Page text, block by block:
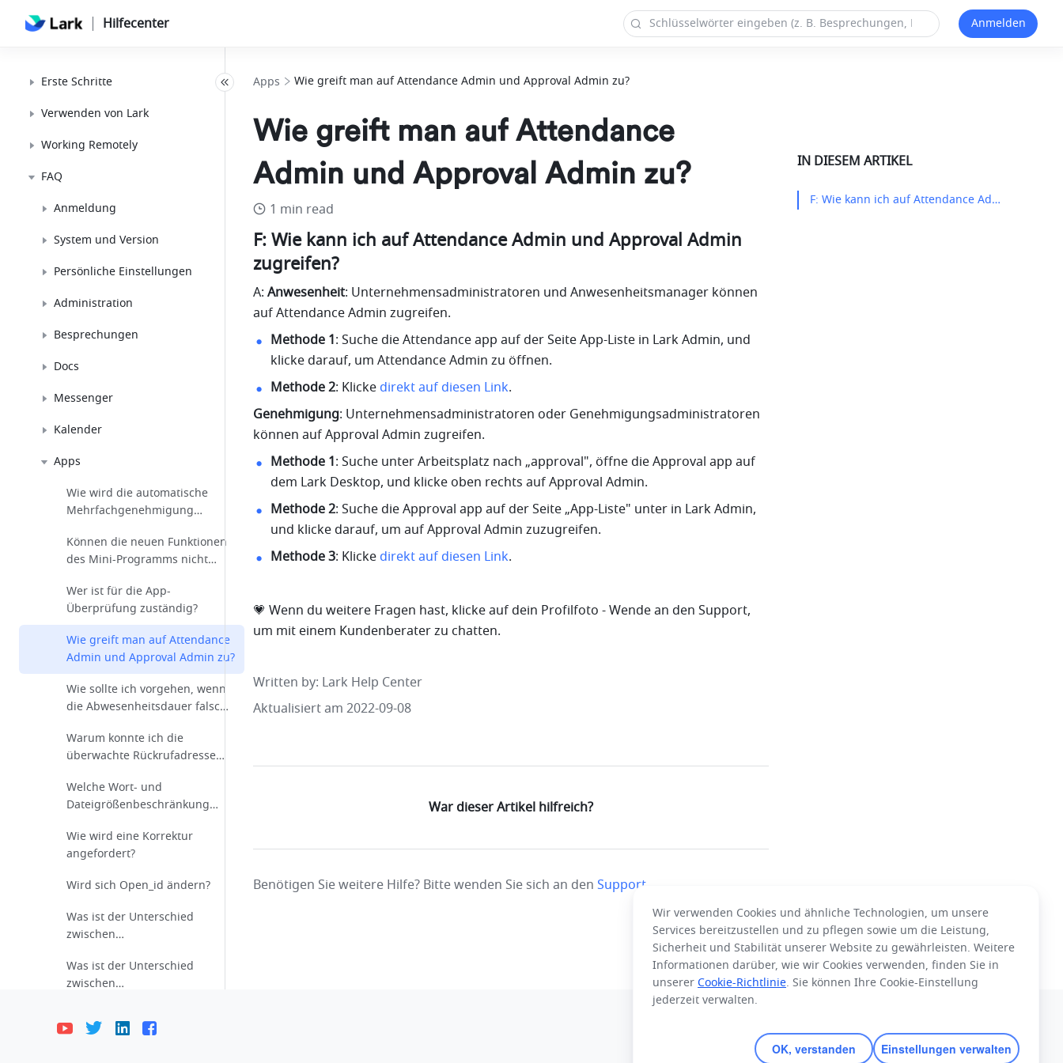
Hilfecenter Anmelden
Erste Schritte
Verwenden von Lark
Working Remotely
FAQ
Anmeldung
System und Version
Persönliche Einstellungen
Administration
Besprechungen
Docs
Messenger
Kalender
Apps
Wie wird die automatische
Mehrfachgenehmigung
Können die neuen Funktionen
des Mini-Programms nicht
Wer ist für die App-
Überprüfung zuständig?
Wie greift man auf Attendance
Admin und Approval Admin zu?
Wie sollte ich vorgehen, wenn
die Abwesenheitsdauer falsch
Warum konnte ich die
überwachte Rückrufadresse
Welche Wort- und
Dateigrößenbeschränkung
Wie wird eine Korrektur
angefordert?
Wird sich Open_id ändern?
Was ist der Unterschied
zwischen
Gruppenbesitzern?
Was ist der Unterschied
zwischen
und Personen, die für ein
Genehmigungsverfahren
Apps Wie greift man auf Attendance Admin und Approval Admin zu?
Wie greift man auf Attendance
Admin und Approval Admin zu?
1 min read
F: Wie kann ich auf Attendance Admin und Approval Admin
zugreifen?
A: Anwesenheit: Unternehmensadministratoren und Anwesenheitsmanager können
auf Attendance Admin zugreifen.
Methode 1: Suche die Attendance app auf der Seite App-Liste in Lark Admin, und
klicke darauf, um Attendance Admin zu öffnen.
Methode 2: Klicke direkt auf diesen Link.
Genehmigung: Unternehmensadministratoren oder Genehmigungsadministratoren
können auf Approval Admin zugreifen.
Methode 1: Suche unter Arbeitsplatz nach „approval", öffne die Approval app auf
dem Lark Desktop, und klicke oben rechts auf Approval Admin.
Methode 2: Suche die Approval app auf der Seite „App-Liste" unter in Lark Admin,
und klicke darauf, um auf Approval Admin zuzugreifen.
Methode 3: Klicke direkt auf diesen Link.
💗 Wenn du weitere Fragen hast, klicke auf dein Profilfoto - Wende an den Support,
um mit einem Kundenberater zu chatten.
Written by: Lark Help Center
Aktualisiert am 2022-09-08
War dieser Artikel hilfreich?
Benötigen Sie weitere Hilfe? Bitte wenden Sie sich an den Support
IN DIESEM ARTIKEL
F: Wie kann ich auf Attendance Admin und Approval Admin zugreifen?​
Wir verwenden Cookies und ähnliche Technologien, um unsere
Services bereitzustellen und zu pflegen sowie um die Leistung,
Sicherheit und Stabilität unserer Website zu gewährleisten. Weitere
Informationen darüber, wie wir Cookies verwenden, finden Sie in
unserer Cookie-Richtlinie. Sie können Ihre Cookie-Einstellung
jederzeit verwalten.
OK, verstanden Einstellungen verwalten